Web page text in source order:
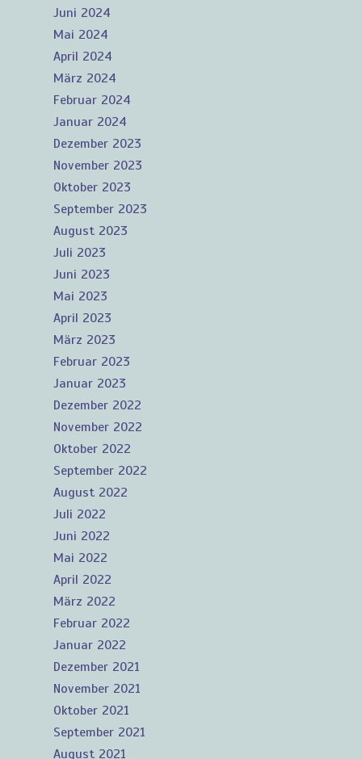
Juni 2024
Mai 2024
April 2024
März 2024
Februar 2024
Januar 2024
Dezember 2023
November 2023
Oktober 2023
September 2023
August 2023
Juli 2023
Juni 2023
Mai 2023
April 2023
März 2023
Februar 2023
Januar 2023
Dezember 2022
November 2022
Oktober 2022
September 2022
August 2022
Juli 2022
Juni 2022
Mai 2022
April 2022
März 2022
Februar 2022
Januar 2022
Dezember 2021
November 2021
Oktober 2021
September 2021
August 2021